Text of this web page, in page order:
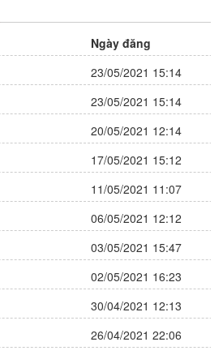
Ngày đăng
23/05/2021 15:14
23/05/2021 15:14
20/05/2021 12:14
17/05/2021 15:12
11/05/2021 11:07
06/05/2021 12:12
03/05/2021 15:47
02/05/2021 16:23
30/04/2021 12:13
26/04/2021 22:06